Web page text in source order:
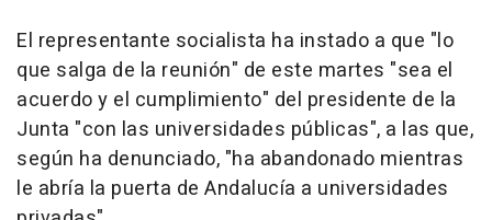
El representante socialista ha instado a que "lo
que salga de la reunión" de este martes "sea el
acuerdo y el cumplimiento" del presidente de la
Junta "con las universidades públicas", a las que,
según ha denunciado, "ha abandonado mientras
le abría la puerta de Andalucía a universidades